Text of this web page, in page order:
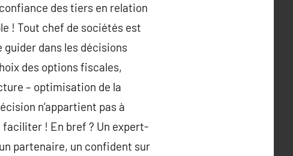
des tiers en relation
! Tout chef de sociétés est
dans les décisions
des options fiscales,
– optimisation de la
n’appartient pas à
! En bref ? Un expert-
partenaire, un confident sur